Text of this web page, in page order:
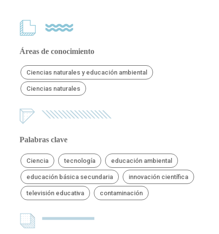
Áreas de conocimiento
Ciencias naturales y educación ambiental
Ciencias naturales
Palabras clave
Ciencia tecnología educación ambiental
educación básica secundaria innovación científica
televisión educativa contaminación